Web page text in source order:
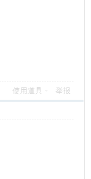
使用道具 举报